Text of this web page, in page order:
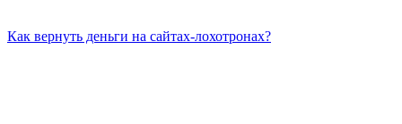
Как вернуть деньги на сайтах-лохотронах?